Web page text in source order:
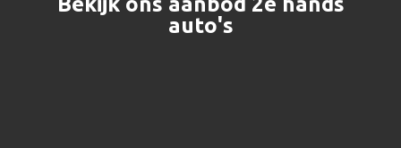
auto's